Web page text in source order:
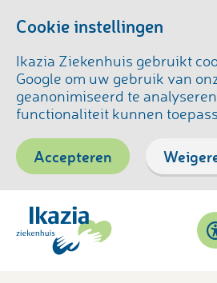
Cookie instellingen
Ikazia Ziekenhuis gebruikt
Google om uw gebruik van
geanonimiseerd te
functionaliteit kunnen
Accepteren